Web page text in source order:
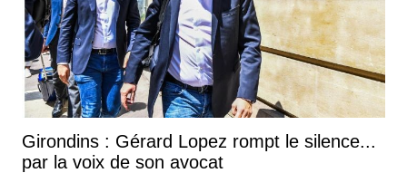
Girondins : Gérard Lopez rompt le silence...
par la voix de son avocat